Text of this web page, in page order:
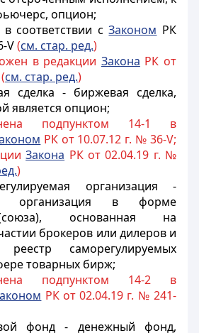
опцион;
в соответствии сЗаконом РК
V(см. стар. ред.)
в редакции Закона РК от
см. стар. ред.)
сделка - биржевая сделка,
является опцион;
подпунктом 14-1 в
РК от 10.07.12 г. № 36-V;
Закона РК от 02.04.19 г. №
)
организация -
организация в форме
основанная на
брокеров или дилеров и
саморегулируемых
товарных бирж;
подпунктом 14-2 в
РК от 02.04.19 г. № 241-
фонд - денежный фонд,